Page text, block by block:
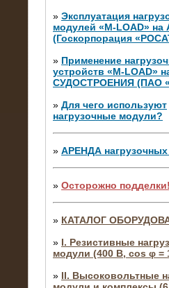
» Эксплуатация
модулей «M-LOAD» на
(Госкорпорация
» Применение
устройств «M-LOAD»
СУДОСТРОЕНИЯ (ПАО
» Для чего используют
нагрузочные модули?
» АРЕНДА
» Осторожно подделки!
» КАТАЛОГ
» I. Резистивные
модули (400 В, cos φ =
» II. Высоковольтные